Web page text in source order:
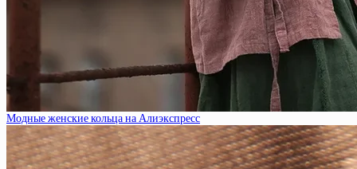
Модные женские кольца на Алиэкспресс